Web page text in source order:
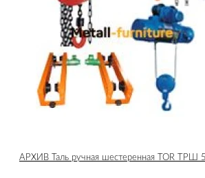
АРХИВ Таль ручная шестеренная TOR ТРШ